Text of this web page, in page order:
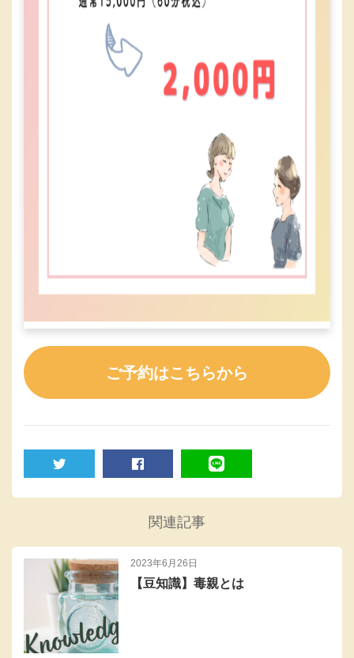
ご予約はこちらから
関連記事
2023年6月26日
【豆知識】毒親とは